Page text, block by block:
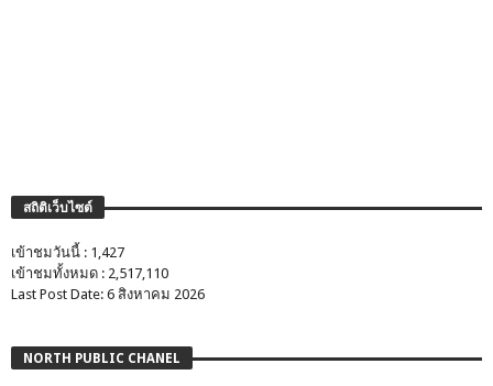
สถิติเว็บไซต์
เข้าชมวันนี้ : 1,427
เข้าชมทั้งหมด : 2,517,110
Last Post Date: 6 สิงหาคม 2026
NORTH PUBLIC CHANEL